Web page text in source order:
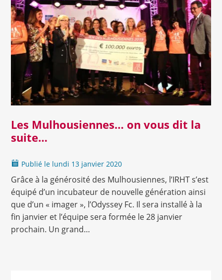
Lire la suite
Les Mulhousiennes… on vous dit la
suite…
Publié le lundi 13 janvier 2020
Grâce à la générosité des Mulhousiennes, l’IRHT s’est
équipé d’un incubateur de nouvelle génération ainsi
que d’un « imager », l’Odyssey Fc. Il sera installé à la
fin janvier et l’équipe sera formée le 28 janvier
prochain. Un grand…